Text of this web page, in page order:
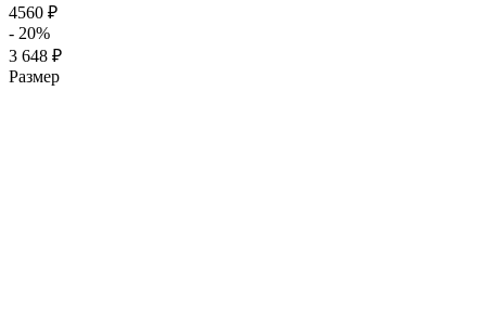
4560 ₽
- 20%
3 648 ₽
Размер